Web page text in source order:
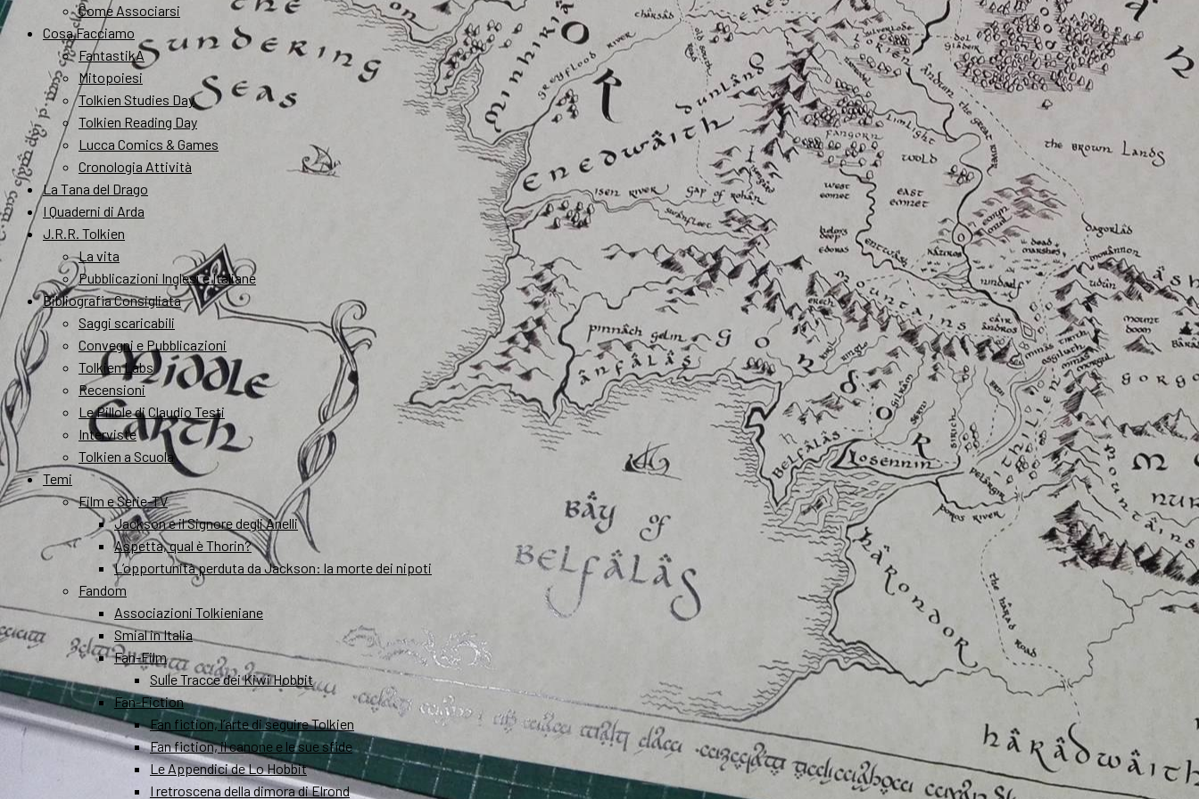
Come Associarsi
Cosa Facciamo
FantastikA
Mitopoiesi
Tolkien Studies Day
Tolkien Reading Day
Lucca Comics & Games
Cronologia Attività
La Tana del Drago
I Quaderni di Arda
J.R.R. Tolkien
La vita
Pubblicazioni Inglesi e Italiane
Bibliografia Consigliata
Saggi scaricabili
Convegni e Pubblicazioni
Tolkien Labs
Recensioni
Le Pillole di Claudio Testi
Interviste
Tolkien a Scuola
Temi
Film e Serie-TV
Jackson e il Signore degli Anelli
Aspetta, qual è Thorin?
L’opportunità perduta da Jackson: la morte dei nipoti
Fandom
Associazioni Tolkieniane
Smial in Italia
Fan-Film
Sulle Tracce dei Kiwi Hobbit
Fan-Fiction
Fan fiction, l’arte di seguire Tolkien
Fan fiction, il canone e le sue sfide
Le Appendici de Lo Hobbit
I retroscena della dimora di Elrond